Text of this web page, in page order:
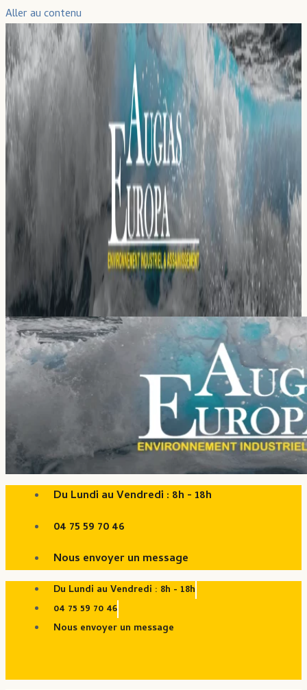
Aller au contenu
Du Lundi au Vendredi : 8h - 18h
04 75 59 70 46
Nous envoyer un message
Du Lundi au Vendredi : 8h - 18h
04 75 59 70 46
Nous envoyer un message